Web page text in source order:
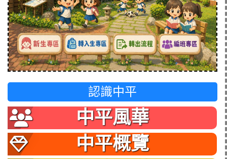
認識中平
中平風華
中平概覽